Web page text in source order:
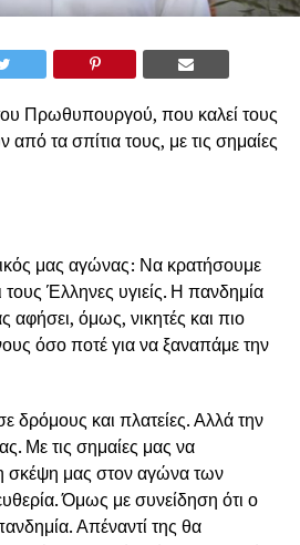
Πρωθυπουργού, που καλεί τους
τα σπίτια τους, με τις σημαίες
μας αγώνας: Να κρατήσουμε
Έλληνες υγιείς. Η πανδημία
αφήσει, όμως, νικητές και πιο
όσο ποτέ για να ξαναπάμε την
δρόμους και πλατείες. Αλλά την
Με τις σημαίες μας να
σκέψη μας στον αγώνα των
Όμως με συνείδηση ότι ο
Απέναντί της θα